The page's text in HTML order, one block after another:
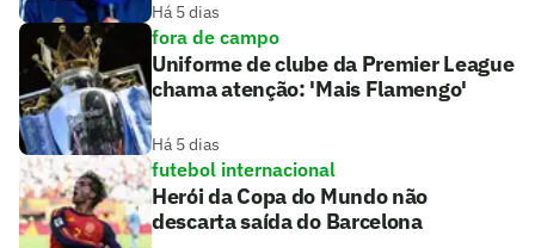
Há 5 dias
fora de campo
Uniforme de clube da Premier League
chama atenção: 'Mais Flamengo'
Há 5 dias
futebol internacional
Herói da Copa do Mundo não
descarta saída do Barcelona